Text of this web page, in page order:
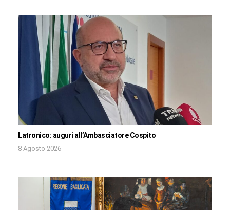
Latronico: auguri all’Ambasciatore Cospito
8 Agosto 2026